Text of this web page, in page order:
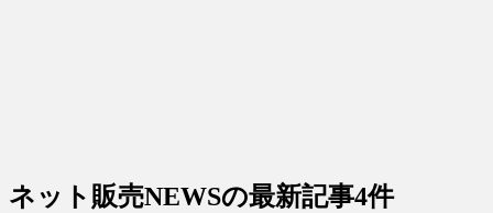
ネット販売NEWSの最新記事4件